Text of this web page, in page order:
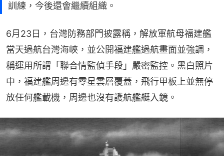
訓練，今後還會繼續組織。
6月23日，台灣防務部門披露稱，解放軍航母福建艦
當天過航台灣海峽，並公開福建艦過航畫面並強調，
稱運用所謂「聯合情監偵手段」嚴密監控。黑白照片
中，福建艦周邊有零星雲層覆蓋，飛行甲板上並無停
放任何艦載機，周邊也沒有護航艦艇入鏡。